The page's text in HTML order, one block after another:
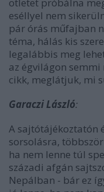
ötletet próbálna
eséllyel nem
pár órás műfajban
téma, hálás kis
legalábbis meg
az égvilágon semmi
cikk, meglátjuk, mi
Garaczi László:
A sajtótájékoztatón
sorsolásra,
ha nem lenne túl
századi afgán
Nepálban - bár ez